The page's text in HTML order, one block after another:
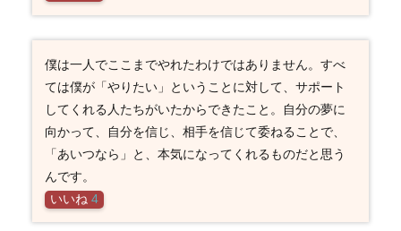
僕は一人でここまでやれたわけではありません。すべ
ては僕が「やりたい」ということに対して、サポート
してくれる人たちがいたからできたこと。自分の夢に
向かって、自分を信じ、相手を信じて委ねることで、
「あいつなら」と、本気になってくれるものだと思う
んです。
いいね 4